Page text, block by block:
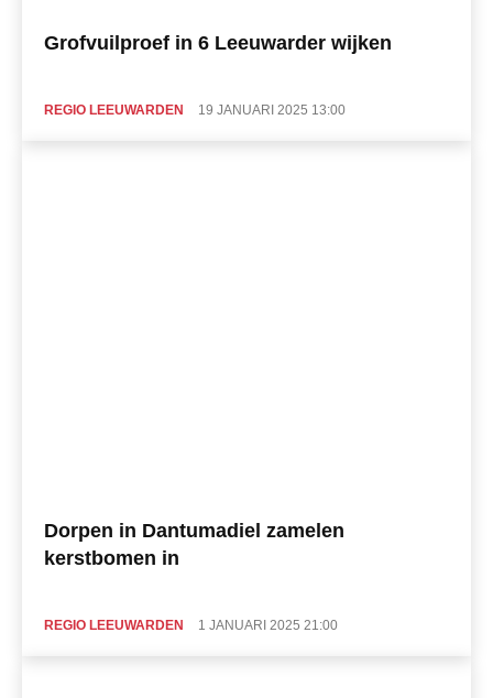
Grofvuilproef in 6 Leeuwarder wijken
REGIO LEEUWARDEN 19 JANUARI 2025 13:00
Dorpen in Dantumadiel zamelen
kerstbomen in
REGIO LEEUWARDEN 1 JANUARI 2025 21:00